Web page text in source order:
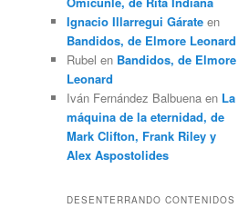
Ignacio Illarregui Gárate en
Bandidos, de Elmore Leonard
Rubel en Bandidos, de Elmore
Leonard
Iván Fernández Balbuena en La
máquina de la eternidad, de
Mark Clifton, Frank Riley y
Alex Aspostolides
DESENTERRANDO CONTENIDOS